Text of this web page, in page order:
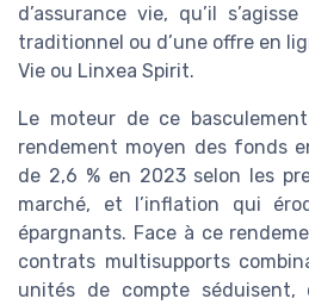
d’assurance vie, qu’il
traditionnel ou d’une offre en
Vie ou Linxea Spirit.
Le moteur de ce
rendement moyen des fonds
de 2,6 % en 2023 selon les
marché, et l’inflation qui
épargnants. Face à ce
contrats multisupports
unités de compte